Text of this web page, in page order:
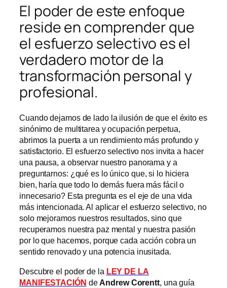
El poder de este enfoque
reside en comprender que
el esfuerzo selectivo es el
verdadero motor de la
transformación personal y
profesional.
Cuando dejamos de lado la ilusión de que el éxito es
sinónimo de multitarea y ocupación perpetua,
abrimos la puerta a un rendimiento más profundo y
satisfactorio. El esfuerzo selectivo nos invita a hacer
una pausa, a observar nuestro panorama y a
preguntarnos: ¿qué es lo único que, si lo hiciera
bien, haría que todo lo demás fuera más fácil o
innecesario? Esta pregunta es el eje de una vida
más intencionada. Al aplicar el esfuerzo selectivo, no
solo mejoramos nuestros resultados, sino que
recuperamos nuestra paz mental y nuestra pasión
por lo que hacemos, porque cada acción cobra un
sentido renovado y una potencia inusitada.
Descubre el poder de la LEY DE LA
MANIFESTACIÓN deAndrew Corentt, una guía